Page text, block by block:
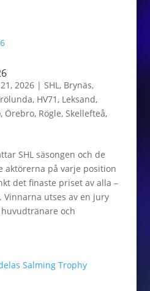
2026| SHL, Brynäs,
, HV71, Leksand,
, Örebro, Rögle, Skellefteå,
SHL säsongen och de
aktörerna på varje position
det finaste priset av alla –
utses av en jury
huvudtränare och